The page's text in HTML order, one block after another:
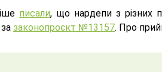
писали, що нардепи з різних
законопроєкт №13157. Про